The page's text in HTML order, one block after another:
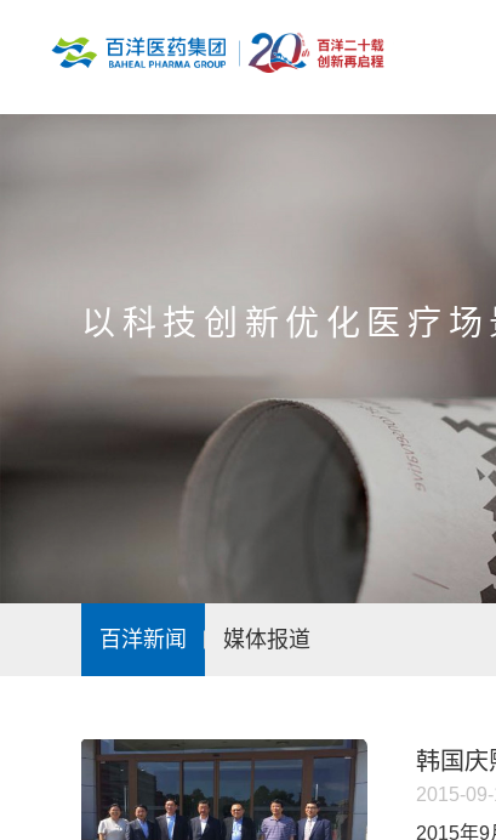
以科技创新优化医疗场
百洋新闻 媒体报道
韩国庆
2015-
​2015年9